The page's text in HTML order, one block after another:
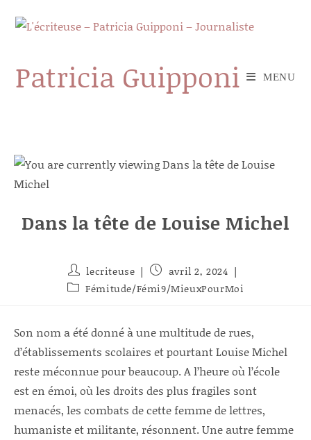
Patricia Guipponi MENU
Dans la tête de Louise Michel
Auteur/autrice
de
la
lecriteuse
Publication
publiée :
avril 2, 2024
PostFémitude/Fémi9/MieuxPourMoi
Son nom a été donné à une multitude de rues,
d’établissements scolaires et pourtant Louise Michel
reste méconnue pour beaucoup. A l’heure où l’école
est en émoi, où les droits des plus fragiles sont
menacés, les combats de cette femme de lettres,
humaniste et militante, résonnent. Une autre femme